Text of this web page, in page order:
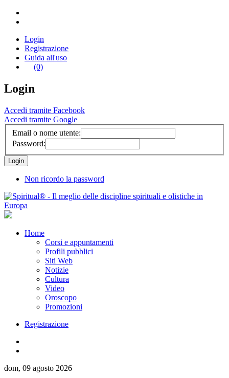
Login
Registrazione
Guida all'uso
(0)
Login
Accedi tramite Facebook
Accedi tramite Google
Email o nome utente:
Password:
Non ricordo la password
Home
Corsi e appuntamenti
Profili pubblici
Siti Web
Notizie
Cultura
Video
Oroscopo
Promozioni
Registrazione
dom, 09 agosto 2026